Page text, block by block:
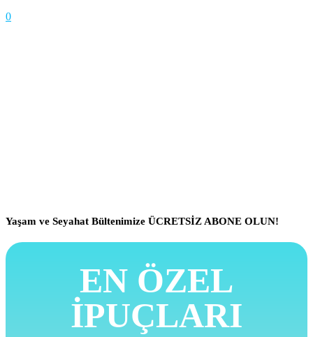
0
Yaşam ve Seyahat Bültenimize ÜCRETSİZ ABONE OLUN!
EN ÖZEL
İPUÇLARI